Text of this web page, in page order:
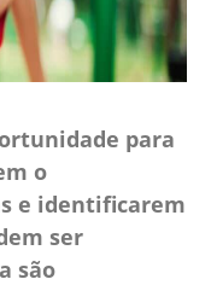
para
o
e identificarem
ser
são